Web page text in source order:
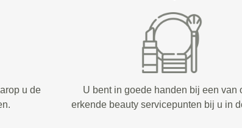
u de
U bent in goede handen bij een van
erkende beauty servicepunten bij u in